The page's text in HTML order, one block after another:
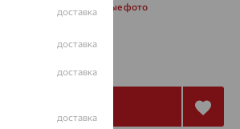
Запросить дополнительные фото
доставка
доставка
доставка
доставка